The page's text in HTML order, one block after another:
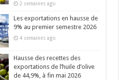
2 semaines ago
Les exportations en hausse de
9% au premier semestre 2026
4 semaines ago
Hausse des recettes des
exportations de l’huile d’olive
de 44,9%, à fin mai 2026